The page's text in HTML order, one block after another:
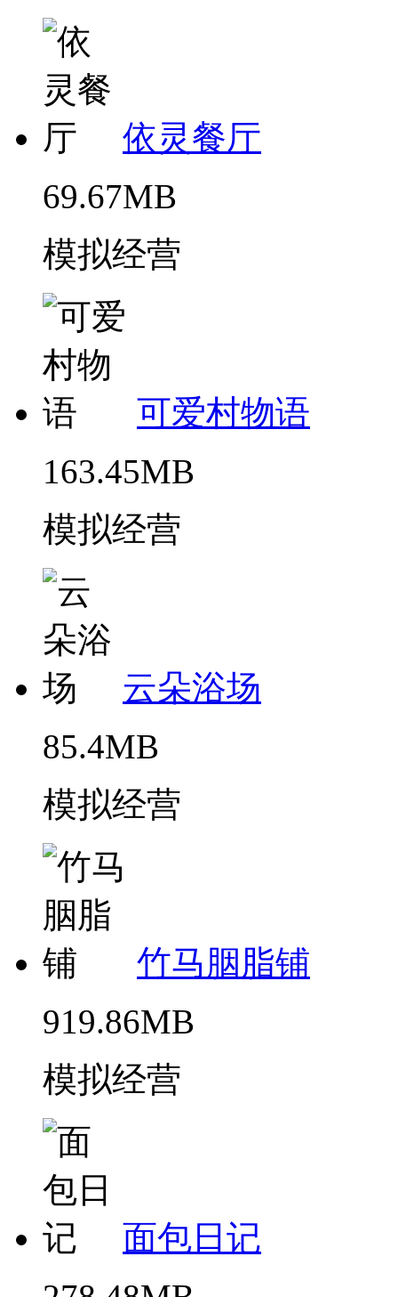
依灵餐厅
69.67MB
模拟经营
可爱村物语
163.45MB
模拟经营
云朵浴场
85.4MB
模拟经营
竹马胭脂铺
919.86MB
模拟经营
面包日记